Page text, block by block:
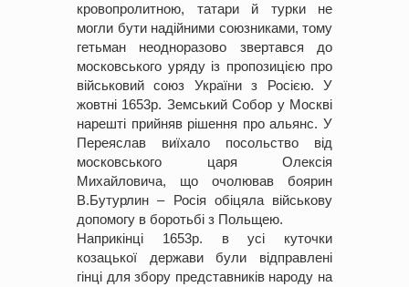
кровопролитною, татари й турки не
могли бути надійними союзниками, тому
гетьман неодноразово звертався до
московського уряду із пропозицією про
військовий союз України з Росією. У
жовтні 1653р. Земський Собор у Москві
нарешті прийняв рішення про альянс. У
Переяслав виїхало посольство від
московського царя Олексія
Михайловича, що очолював боярин
В.Бутурлин – Росія обіцяла військову
допомогу в боротьбі з Польщею.
Наприкінці 1653р. в усі куточки
козацької держави були відправлені
гінці для збору представників народу на